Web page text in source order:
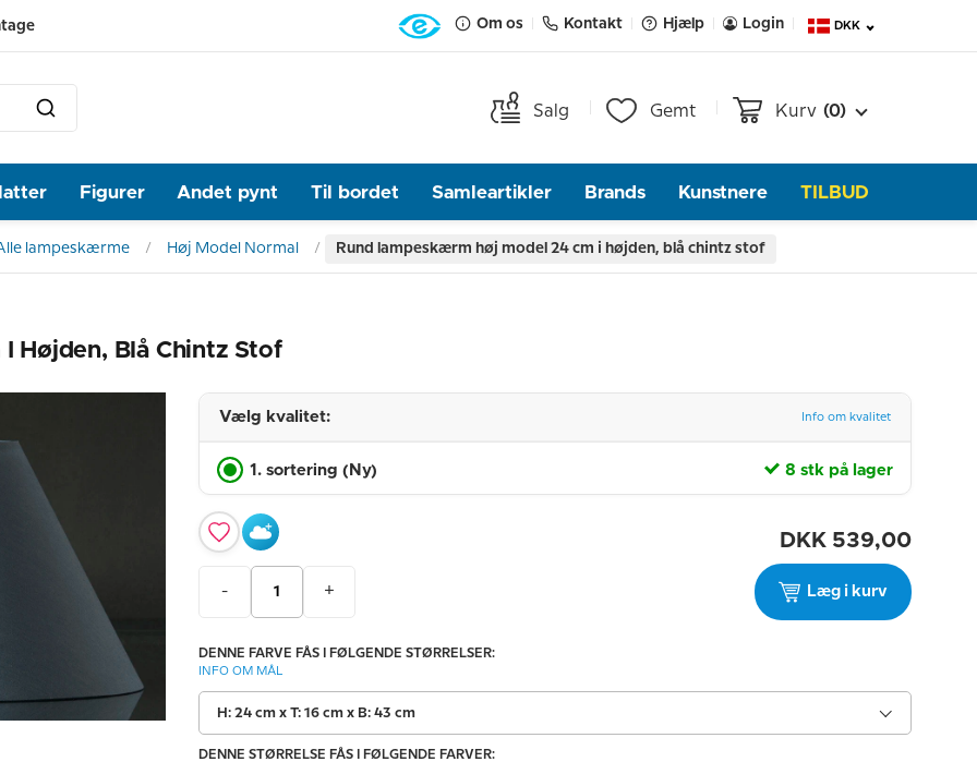
Om os Kontakt Hjælp Login DKK
Salg Gemt Kurv (0)
Figurer Andet pynt Til bordet Samleartikler Brands Kunstnere TILBUD
lampeskærme Høj Model Normal Rund lampeskærm høj model 24 cm i højden, blå chintz stof
Højden, Blå Chintz Stof
Vælg kvalitet: Info om kvalitet
1. sortering (Ny) 8 stk på lager
DKK 539,00
- + Læg i kurv
DENNE FARVE FÅS I FØLGENDE STØRRELSER:
INFO OM MÅL
H: 24 cm x T: 16 cm x B: 43 cm
DENNE STØRRELSE FÅS I FØLGENDE FARVER: